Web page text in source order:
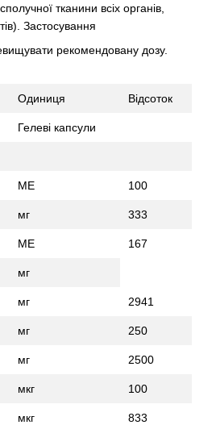
тканини всіх органів,
Застосування
рекомендовану дозу.
Одиниця Відсоток
Гелеві капсули
МЕ 100
мг 333
МЕ 167
мг
мг 2941
мг 250
мг 2500
мкг 100
мкг 833